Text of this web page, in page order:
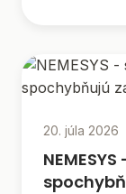
20. júla 2026